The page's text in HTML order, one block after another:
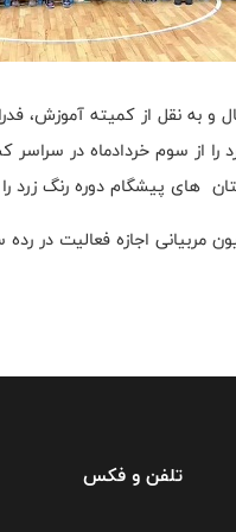
و به نقل از کمیته آموزش،
از سوم خردادماه در سراسر
های پیشگام دوره رنگ زرد را
تلفن و فکس